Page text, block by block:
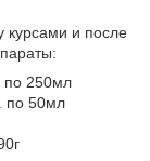
курсами и после
250мл
по 50мл